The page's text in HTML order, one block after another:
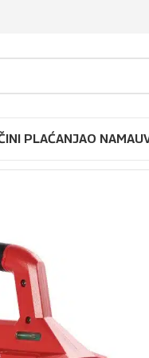
PLAĆANJAO NAMA